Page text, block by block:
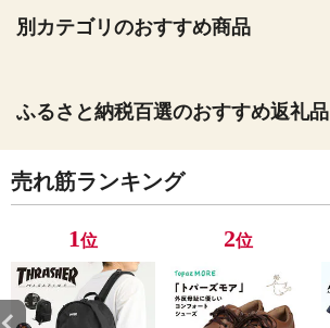
別カテゴリのおすすめ商品
ふるさと納税百選のおすすめ返礼品
売れ筋ランキング
1位 2位